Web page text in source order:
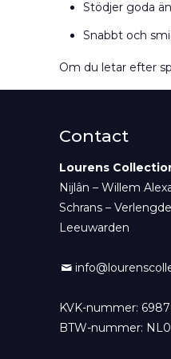
Stödjer goda
Snabbt och
Om du letar efter
Contact
Lourens
Nijlân – Willem
Schrans –
Leeuwarden
KVK-nummer:
BTW-nummer: